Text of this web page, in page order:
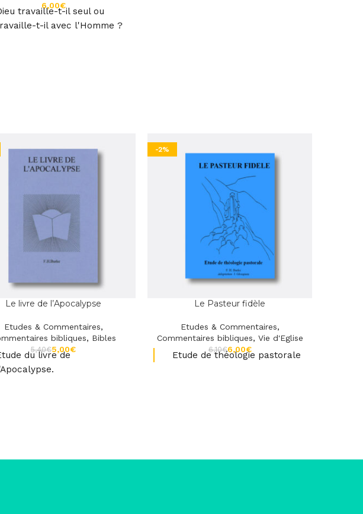
€
travaille-t-il seul ou
t-il avec l'Homme ?
Le livre de l’Apocalypse
Etudes & Commentaires,
bibliques, Bibles
5,40€5,00€
du livre de
-2%
Le Pasteur fidèle
Etudes & Commentaires,
Commentaires bibliques, Vie d'Eglise
6,10€6,00€
Etude de théologie pastorale